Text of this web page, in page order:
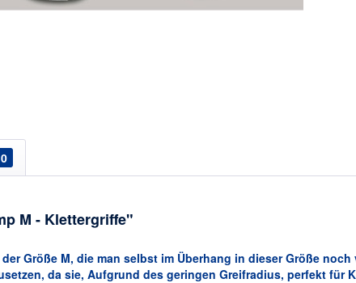
0
M - Klettergriffe"
Größe M, die man selbst im Überhang in dieser Größe noch
da sie, Aufgrund des geringen Greifradius, perfekt für